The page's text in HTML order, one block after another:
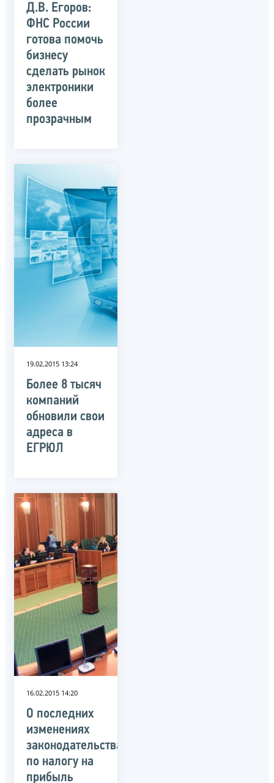
Д.В. Егоров:
ФНС России
готова помочь
бизнесу
сделать рынок
электроники
более
прозрачным
19.02.2015 13:24
Более 8 тысяч
компаний
обновили свои
адреса в
ЕГРЮЛ
16.02.2015 14:20
О последних
изменениях
законодательства
по налогу на
прибыль